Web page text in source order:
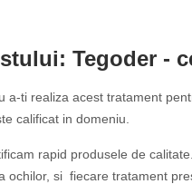
Tegoder -
a-ti realiza acest tratament
calificat in domeniu.
rapid produsele de
ochilor, si fiecare tratament